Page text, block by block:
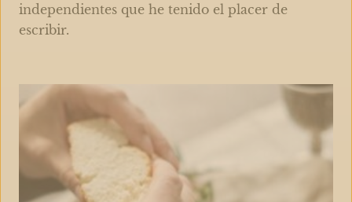
independientes que he tenido el placer de
escribir.